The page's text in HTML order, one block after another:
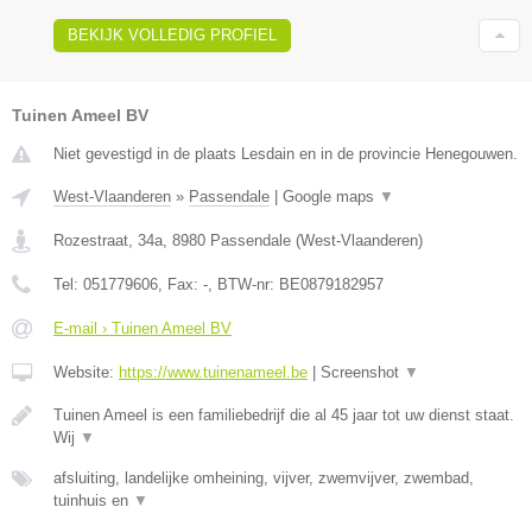
BEKIJK VOLLEDIG PROFIEL
Tuinen Ameel BV
Niet gevestigd in de plaats Lesdain en in de provincie Henegouwen.
West-Vlaanderen » Passendale Google maps ▼
Rozestraat, 34a, 8980 Passendale (West-Vlaanderen)
Tel: 051779606, Fax: -, BTW-nr: BE0879182957
E-mail › Tuinen Ameel BV
Website: https://www.tuinenameel.be Screenshot ▼
Tuinen Ameel is een familiebedrijf die al 45 jaar tot uw dienst staat.
Wij ▼
afsluiting, landelijke omheining, vijver, zwemvijver, zwembad,
tuinhuis en ▼